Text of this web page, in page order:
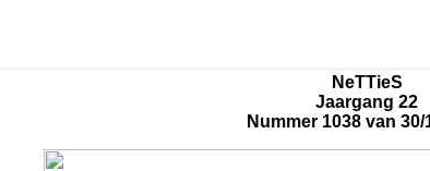
NeTTieS
Jaargang 22
Nummer 1038 van 30/